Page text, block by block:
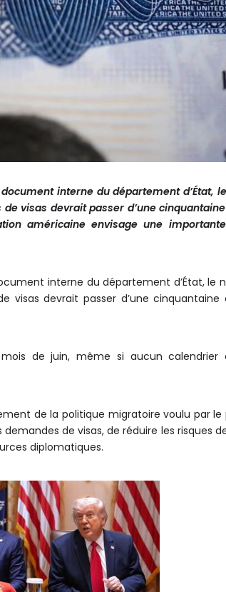
interne du département d’État,
visas devrait passer d’une
américaine envisage une
interne du département d’État, le
visas devrait passer d’une
de juin, même si aucun calendrier
de la politique migratoire voulu par le
de visas, de réduire les risques
diplomatiques.